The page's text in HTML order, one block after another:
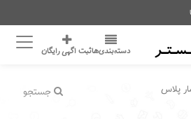
دسته‌بندی‌هاثبت اگهی رایگان
جستجو پلاس